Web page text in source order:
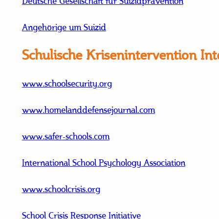
Deutsche Gesellschaft für Suizidprävention
Angehörige um Suizid
Schulische Krisenintervention
www.schoolsecurity.org
www.homelanddefensejournal.com
www.safer-schools.com
International School Psychology Association
www.schoolcrisis.org
School Crisis Response Initiative